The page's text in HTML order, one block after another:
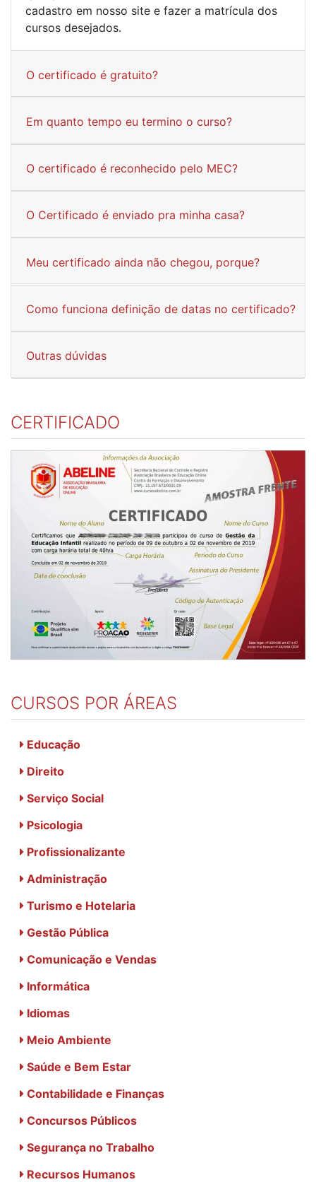
cadastro em nosso site e fazer a matrícula dos
cursos desejados.
O certificado é gratuito?
Em quanto tempo eu termino o curso?
O certificado é reconhecido pelo MEC?
O Certificado é enviado pra minha casa?
Meu certificado ainda não chegou, porque?
Como funciona definição de datas no certificado?
Outras dúvidas
CERTIFICADO
CURSOS POR ÁREAS
Educação
Direito
Serviço Social
Psicologia
Profissionalizante
Administração
Turismo e Hotelaria
Gestão Pública
Comunicação e Vendas
Informática
Idiomas
Meio Ambiente
Saúde e Bem Estar
Contabilidade e Finanças
Concursos Públicos
Segurança no Trabalho
Recursos Humanos